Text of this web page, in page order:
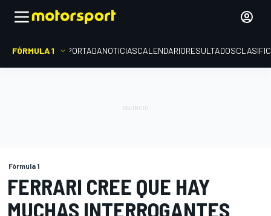
FÓRMULA 1 PORTADANOTICIASCALENDARIORESULTADOS
Fórmula 1
FERRARI CREE QUE HAY
MUCHAS INTERROGANTES